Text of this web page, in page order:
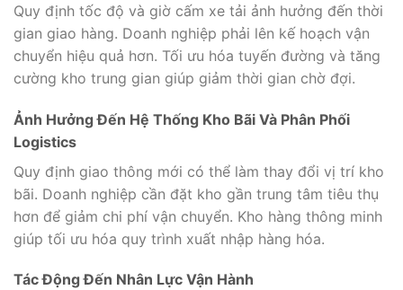
Quy định tốc độ và giờ cấm xe tải ảnh hưởng đến thời
gian giao hàng. Doanh nghiệp phải lên kế hoạch vận
chuyển hiệu quả hơn. Tối ưu hóa tuyến đường và tăng
cường kho trung gian giúp giảm thời gian chờ đợi.
Ảnh Hưởng Đến Hệ Thống Kho Bãi Và Phân Phối
Logistics
Quy định giao thông mới có thể làm thay đổi vị trí kho
bãi. Doanh nghiệp cần đặt kho gần trung tâm tiêu thụ
hơn để giảm chi phí vận chuyển. Kho hàng thông minh
giúp tối ưu hóa quy trình xuất nhập hàng hóa.
Tác Động Đến Nhân Lực Vận Hành